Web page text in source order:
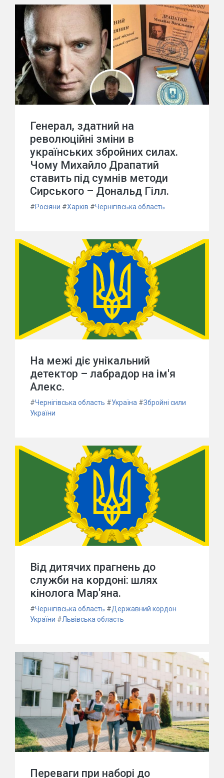
Генерал, здатний на
революційні зміни в
українських збройних силах.
Чому Михайло Драпатий
ставить під сумнів методи
Сирського – Дональд Гілл.
#Росіяни #Харків #Чернігівська область
На межі діє унікальний
детектор – лабрадор на ім'я
Алекс.
#Чернігівська область #Україна #Збройні сили
України
Від дитячих прагнень до
служби на кордоні: шлях
кінолога Мар'яна.
#Чернігівська область #Державний кордон
України #Львівська область
Переваги при наборі до